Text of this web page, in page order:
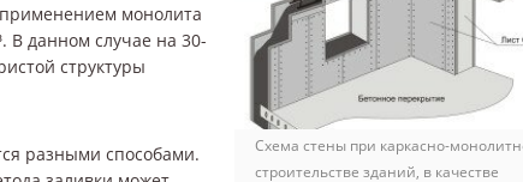
Схема стены при каркасно-
строительстве зданий, в качестве
монолита
В данном случае на 30-
структуры
разными способами.